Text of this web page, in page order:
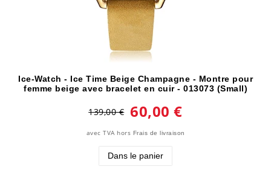
Ice-Watch - Ice Time Beige Champagne - Montre pour
femme beige avec bracelet en cuir - 013073 (Small)
139,00 € 60,00 €
avec TVA hors Frais de livraison
Dans le panier